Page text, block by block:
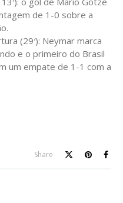
de 1-0 sobre a
(29′): Neymar marca
e o primeiro do Brasil
um empate de 1-1 com a
Share